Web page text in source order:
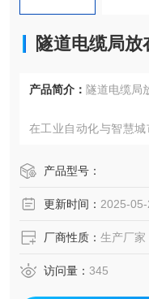
隧道电缆局
产品简介： 隧道电缆局
在工业自动化与智慧城
础设施、轻工业及建材
露头角。该方案通过构
提供技术支撑。
产品型号：
更新时间： 2025-05-
厂商性质： 生产厂家
访问量： 345